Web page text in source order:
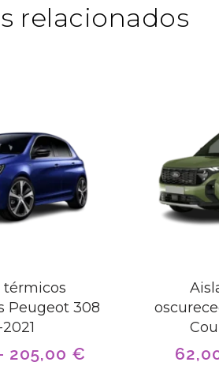
relacionados
térmicos
Peugeot 308
205,00 €